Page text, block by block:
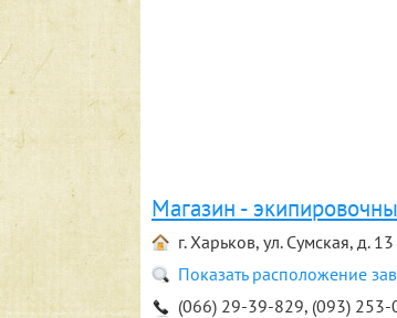
Магазин -
г. Харьков, ул. Сумская, д. 13
Показать расположение
(066) 29-39-829, (093)